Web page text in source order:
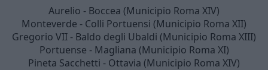
Aurelio - Boccea (Municipio Roma XIV)
Monteverde - Colli Portuensi (Municipio Roma XII)
Gregorio VII - Baldo degli Ubaldi (Municipio Roma XIII)
Portuense - Magliana (Municipio Roma XI)
Pineta Sacchetti - Ottavia (Municipio Roma XIV)